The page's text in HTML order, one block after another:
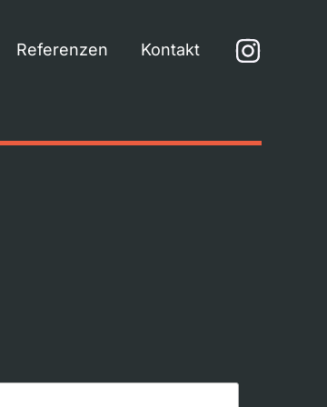
Referenzen Kontakt